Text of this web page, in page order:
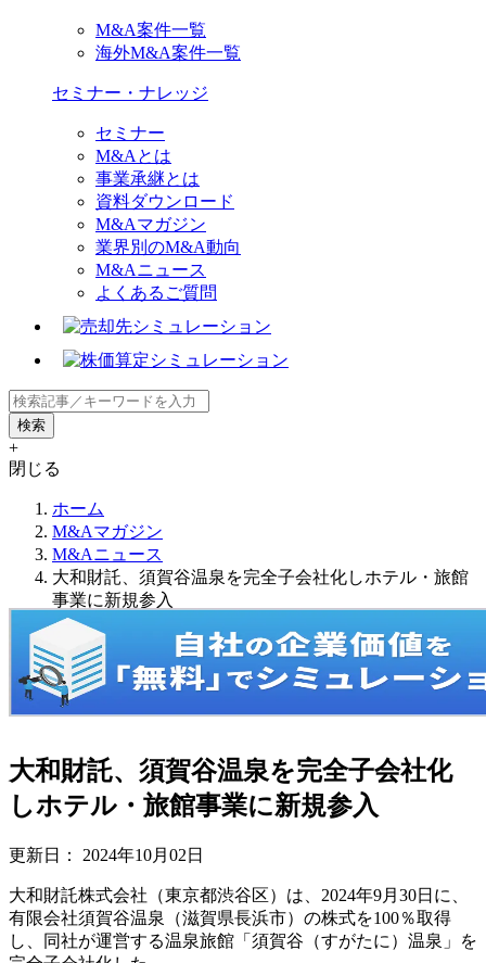
M&A案件一覧
海外M&A案件一覧
セミナー・ナレッジ
セミナー
M&Aとは
事業承継とは
資料ダウンロード
M&Aマガジン
業界別のM&A動向
M&Aニュース
よくあるご質問
+
閉じる
ホーム
M&Aマガジン
M&Aニュース
大和財託、須賀谷温泉を完全子会社化しホテル・旅館
事業に新規参入
大和財託、須賀谷温泉を完全子会社化
しホテル・旅館事業に新規参入
更新日： 2024年10月02日
大和財託株式会社（東京都渋谷区）は、2024年9月30日に、
有限会社須賀谷温泉（滋賀県長浜市）の株式を100％取得
し、同社が運営する温泉旅館「須賀谷（すがたに）温泉」を